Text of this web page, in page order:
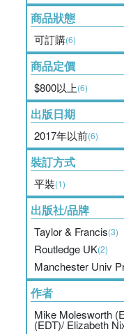
商品狀態
可訂購(6)
商品定價
$800以上(6)
出版日期
2017年以前(6)
裝訂方式
平裝(1)
出版社/品牌
Taylor & Francis(3)
Routledge UK(2)
Manchester Univ
作者
Mike Molesworth
(EDT)/ Elizabeth